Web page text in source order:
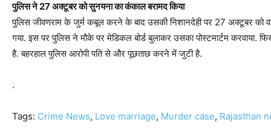
पुलिस ने 27 अक्टूबर को सुनयना का कंकाल बरामद किया
पुलिस जीवणराम के जुर्म कबूल करने के बाद उसकी निशानदेही पर 27 अक्टूबर को
गया. इस पर पुलिस ने मौके पर मेडिकल बोर्ड बुलाकर उसका पोस्टमार्टम करवाया.
है. बहरहाल पुलिस आरोपी पति से और पूछताछ करने में जुटी है.
.
Tags: Crime News, Love marriage, Murder case, Rajasthan